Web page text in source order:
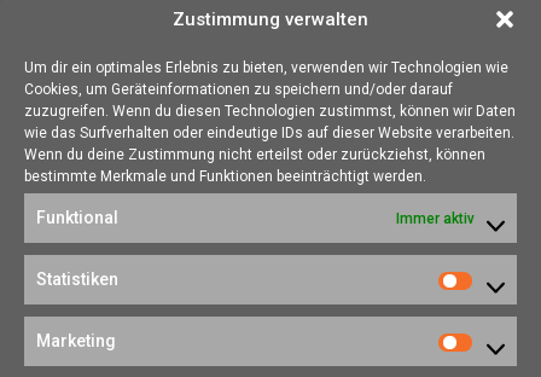
Zustimmung verwalten
Um dir ein optimales Erlebnis zu bieten, verwenden wir Technologien wie
Cookies, um Geräteinformationen zu speichern und/oder darauf
zuzugreifen. Wenn du diesen Technologien zustimmst, können wir Daten
wie das Surfverhalten oder eindeutige IDs auf dieser Website verarbeiten.
Wenn du deine Zustimmung nicht erteilst oder zurückziehst, können
bestimmte Merkmale und Funktionen beeinträchtigt werden.
Funktional Immer aktiv
Statistiken
Marketing
ÜBER UNS
Die Seite skotschir.de wurde im August 2017 zur gamescom
gegründet. Unser Ziel ist es, eine Heimat für alle Spieler:innen zu